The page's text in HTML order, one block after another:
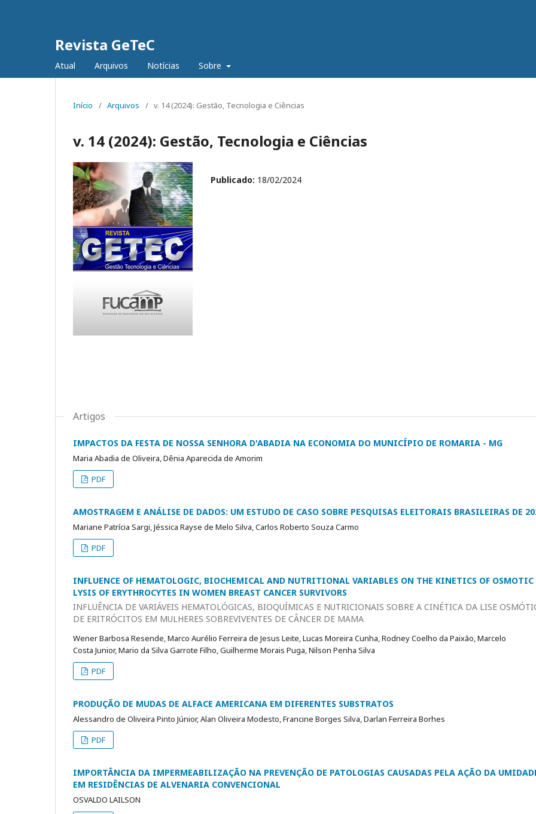
Revista GeTeC
Atual Arquivos Notícias Sobre
Início / Arquivos / v. 14 (2024): Gestão, Tecnologia e Ciências
v. 14 (2024): Gestão, Tecnologia e Ciências
Publicado: 18/02/2024
Artigos
IMPACTOS DA FESTA DE NOSSA SENHORA D'ABADIA NA ECONOMIA DO MUNICÍPIO DE ROMARIA - MG
Maria Abadia de Oliveira, Dênia Aparecida de Amorim
PDF
AMOSTRAGEM E ANÁLISE DE DADOS: UM ESTUDO DE CASO SOBRE PESQUISAS ELEITORAIS BRASILEIRAS DE
Mariane Patrícia Sargi, Jéssica Rayse de Melo Silva, Carlos Roberto Souza Carmo
PDF
INFLUENCE OF HEMATOLOGIC, BIOCHEMICAL AND NUTRITIONAL VARIABLES ON THE KINETICS OF OSMOTIC
LYSIS OF ERYTHROCYTES IN WOMEN BREAST CANCER SURVIVORS
INFLUÊNCIA DE VARIÁVEIS HEMATOLÓGICAS, BIOQUÍMICAS E NUTRICIONAIS SOBRE A CINÉTICA DA LISE
DE ERITRÓCITOS EM MULHERES SOBREVIVENTES DE CÂNCER DE MAMA
Wener Barbosa Resende, Marco Aurélio Ferreira de Jesus Leite, Lucas Moreira Cunha, Rodney Coelho da Paixão, Marcelo
Costa Junior, Mario da Silva Garrote Filho, Guilherme Morais Puga, Nilson Penha Silva
PDF
PRODUÇÃO DE MUDAS DE ALFACE AMERICANA EM DIFERENTES SUBSTRATOS
Alessandro de Oliveira Pinto Júnior, Alan Oliveira Modesto, Francine Borges Silva, Darlan Ferreira Borhes
PDF
IMPORTÂNCIA DA IMPERMEABILIZAÇÃO NA PREVENÇÃO DE PATOLOGIAS CAUSADAS PELA AÇÃO DA
EM RESIDÊNCIAS DE ALVENARIA CONVENCIONAL
OSVALDO LAILSON